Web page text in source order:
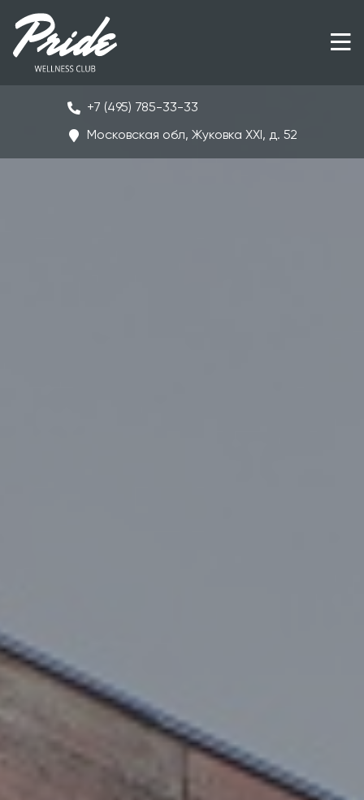
+7 (495) 785-33-33
Московская обл, Жуковка ХХI, д. 52